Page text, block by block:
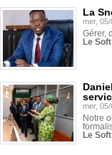
La
mer,
Gérer,
Le
mer,
Notre
Le